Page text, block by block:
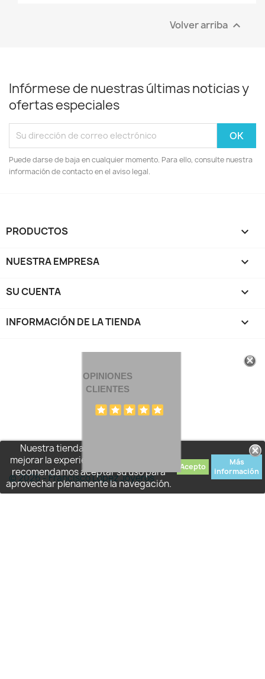
Nuestra tienda usa cookies para
mejorar la experiencia de usuario y le
recomendamos aceptar su uso para
aprovechar plenamente la navegación.
Acepto
Más
información
Volver arriba 
Infórmese de nuestras últimas noticias y
ofertas especiales
Puede darse de baja en cualquier momento. Para ello, consulte nuestra
información de contacto en el aviso legal.
PRODUCTOS 
NUESTRA EMPRESA 
SU CUENTA 
INFORMACIÓN DE LA TIENDA keyboard_arrow_down
OPINIONES
CLIENTES
© 2026 - Francisco López Joyeros